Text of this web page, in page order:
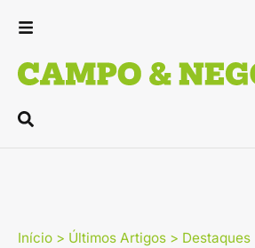
Início > Últimos Artigos > Destaques